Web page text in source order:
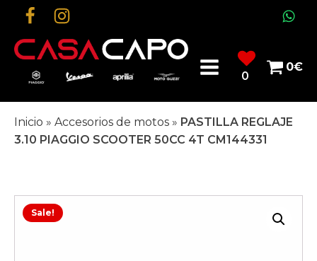
0
0€
Inicio » Accesorios de motos » PASTILLA REGLAJE
3.10 PIAGGIO SCOOTER 50CC 4T CM144331
Sale!